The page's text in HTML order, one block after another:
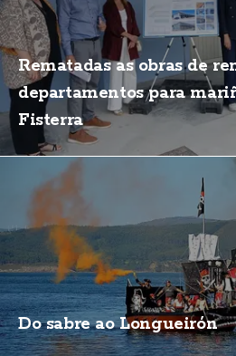
Rematadas as obras de
departamentos para
Fisterra
Do sabre ao Longueirón